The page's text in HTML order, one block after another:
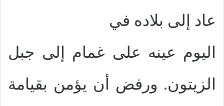
عاد إلى بلاده في
اليوم عينه على غمام إلى جبل
الزيتون. ورفض أن يؤمن بقيامة